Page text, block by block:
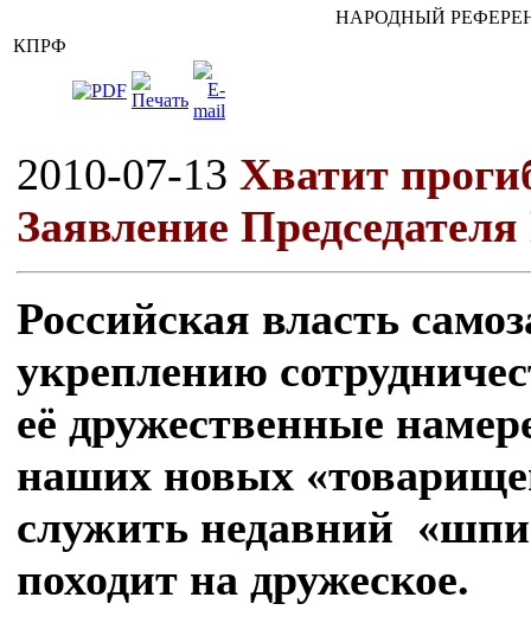
НАРОДНЫЙ
КПРФ
2010-07-13 Хватит
Заявление
Российская власть
укреплению
её дружественные
наших новых
служить недавний
походит на дружеское.